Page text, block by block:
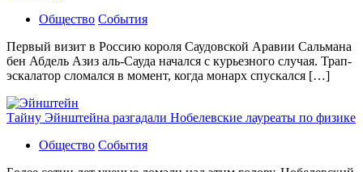
Общество События
Первый визит в Россию короля Саудовской Аравии Сальмана
бен Абдель Азиз аль-Сауда начался с курьезного случая. Трап-
эскалатор сломался в момент, когда монарх спускался […]
Тайну Эйнштейна разгадали Нобелевские лауреаты по физике
Общество События